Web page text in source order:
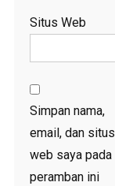
Situs Web
Simpan nama,
email, dan situs
web saya pada
peramban ini